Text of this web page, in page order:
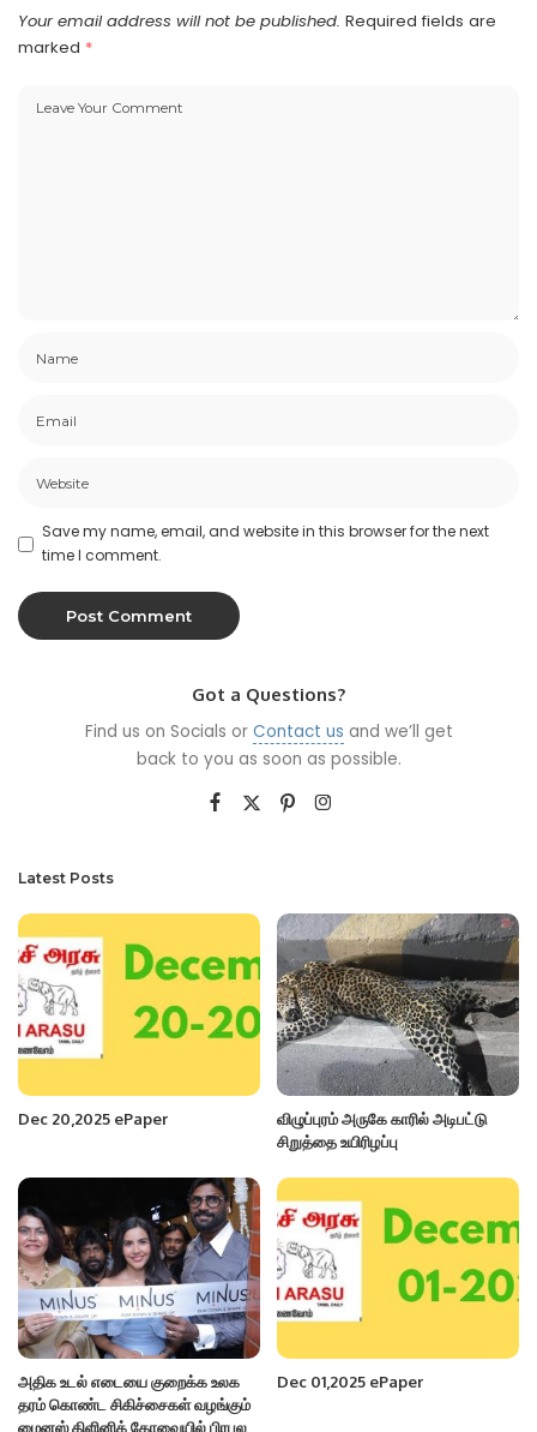
Your email address will not be published. Required fields are
marked *
Save my name, email, and website in this browser for the next
time I comment.
Got a Questions?
Find us on Socials or Contact us and we’ll get
back to you as soon as possible.
Latest Posts
Dec 20,2025 ePaper
விழுப்புரம் அருகே காரில் அடிபட்டு
சிறுத்தை உயிரிழப்பு
அதிக உடல் எடையை குறைக்க உலக
தரம் கொண்ட சிகிச்சைகள் வழங்கும்
மைனஸ் கிளினிக் கோவையில் பிரபல
Dec 01,2025 ePaper